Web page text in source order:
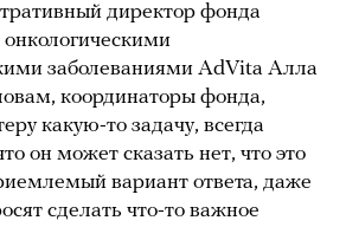
директор фонда
заболеваниями AdVita Алла
координаторы фонда,
какую-то задачу, всегда
он может сказать нет, что это
вариант ответа, даже
сделать что-то важное